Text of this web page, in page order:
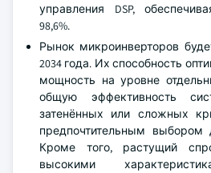
управления DSP,
98,6%.
Рынок микроинверторов
2034 года. Их способность
мощность на уровне
общую эффективность
затенённых или сложных
предпочтительным выбором
Кроме того, растущий
высокими